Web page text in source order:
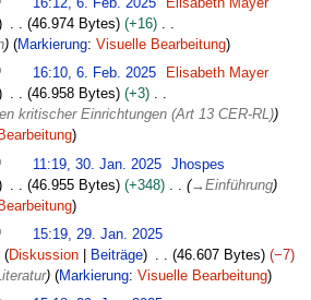
16:12, 6. Feb. 2025
Elisabeth Mayer
46.974 Bytes
+16
Markierung: Visuelle Bearbeitung
16:10, 6. Feb. 2025
Elisabeth Mayer
46.958 Bytes
+3
kritischer Einrichtungen (Art 13 CER-RL)
11:19, 30. Jan. 2025
Jhospes
46.955 Bytes +348 →Einführung
15:19, 29. Jan. 2025
Diskussion Beiträge 46.607 Bytes
−7
Markierung: Visuelle Bearbeitung